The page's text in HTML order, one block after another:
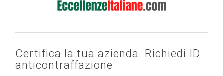
Certifica la tua azienda. Richiedi ID
anticontraffazione